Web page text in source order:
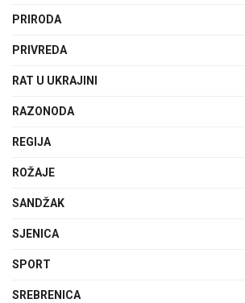
PRIRODA
PRIVREDA
RAT U UKRAJINI
RAZONODA
REGIJA
ROŽAJE
SANDŽAK
SJENICA
SPORT
SREBRENICA